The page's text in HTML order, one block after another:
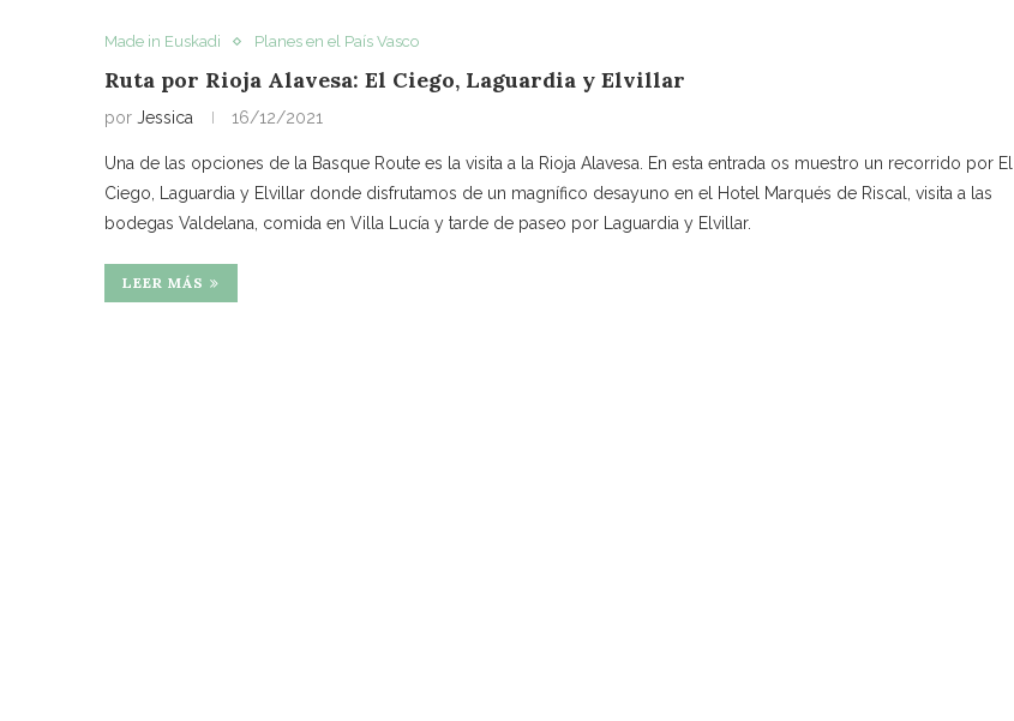
Made in Euskadi Planes en el País Vasco
Ruta por Rioja Alavesa: El Ciego, Laguardia y Elvillar
por Jessica 16/12/2021
Una de las opciones de la Basque Route es la visita a la Rioja Alavesa. En esta entrada os muestro un recorrido por El
Ciego, Laguardia y Elvillar donde disfrutamos de un magnífico desayuno en el Hotel Marqués de Riscal, visita a las
bodegas Valdelana, comida en Villa Lucía y tarde de paseo por Laguardia y Elvillar.
LEER MÁS